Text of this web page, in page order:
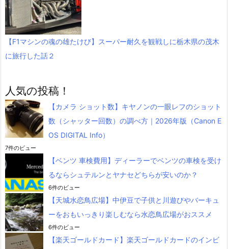
【F1マシンの魂の雄たけび】スーパー耐久を観戦しに栃木県の茂木
に旅行した話２
人気の投稿！
【カメラ ショット数】キヤノンの一眼レフのショット
数（シャッター回数）の調べ方｜2026年版（Canon E
OS DIGITAL Info）
7件のビュー
【ベンツ 車検費用】ディーラーでベンツの車検を受け
るならシュテルンとヤナセどちらが安いのか？
6件のビュー
【天城水恋鳥広場】中伊豆で子供と川遊びやバーキュ
ーをおもいっきり楽しむなら水恋鳥広場がおススメ
6件のビュー
【楽天ゴールドカード】楽天ゴールドカードのインビ